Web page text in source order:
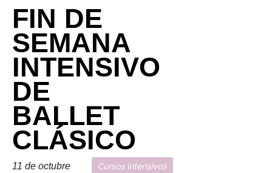
FIN DE
SEMANA
INTENSIVO
DE
BALLET
CLÁSICO
11 de octubre Cursos intensivos